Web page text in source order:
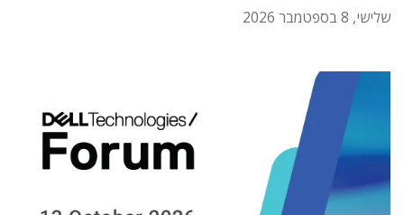
שלישי, 8 בספטמבר 2026